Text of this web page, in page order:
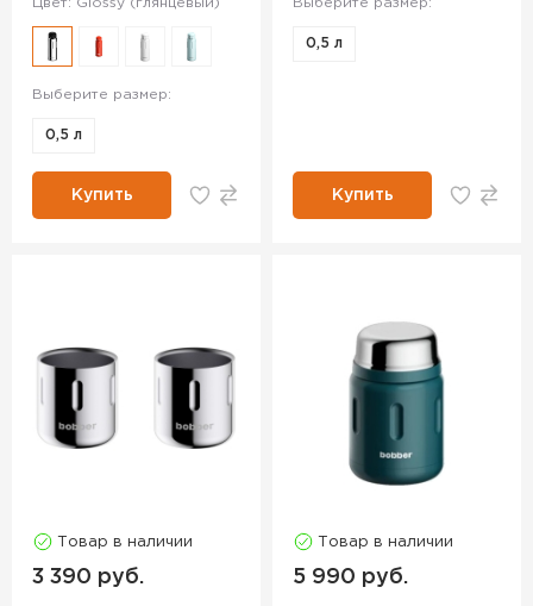
Цвет: Glossy (глянцевый)
Выберите размер:
0,5 л
Купить
Выберите размер:
0,5 л
Купить
Товар в наличии
3 390 руб.
Товар в наличии
5 990 руб.